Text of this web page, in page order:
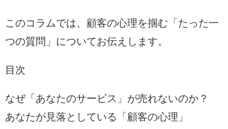
このコラムでは、顧客の心理を掴む「たった一
つの質問」についてお伝えします。
目次
なぜ「あなたのサービス」が売れないのか？
あなたが見落としている「顧客の心理」